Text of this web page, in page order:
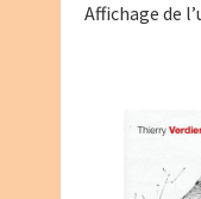
Affichage de